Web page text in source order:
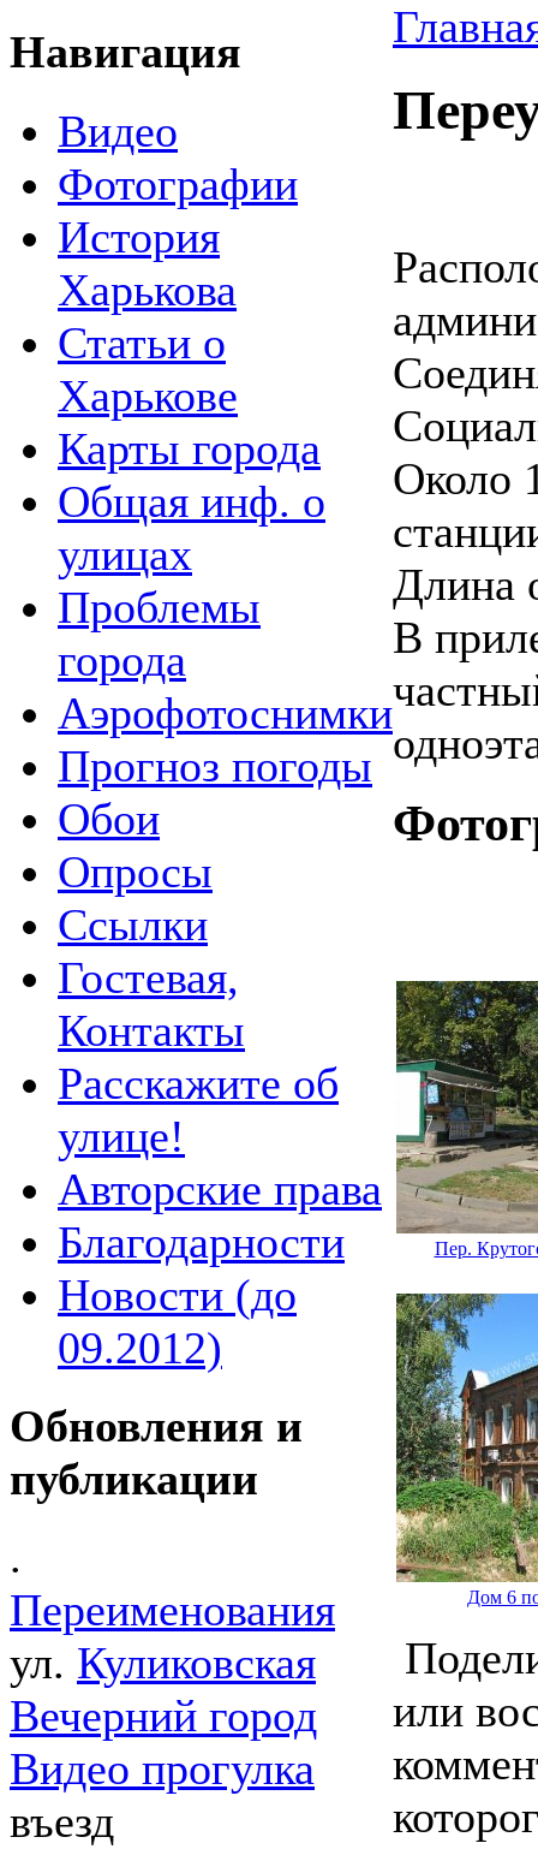
Навигация
Видео
Фотографии
История
Харькова
Статьи о
Харькове
Карты города
Общая инф. о
улицах
Проблемы
города
Аэрофотоснимки
Прогноз погоды
Обои
Опросы
Ссылки
Гостевая,
Контакты
Расскажите об
улице!
Авторские права
Благодарности
Новости (до
09.2012)
Обновления и
публикации
.
Переименования
ул. Куликовская
Вечерний город
Видео прогулка
въезд
Около
Длина
В
Пер.
Дом 6
или